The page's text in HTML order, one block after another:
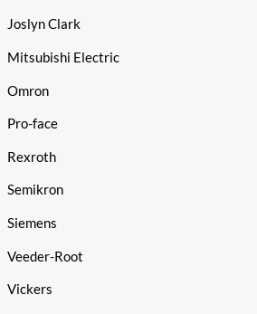
Joslyn Clark
Mitsubishi Electric
Omron
Pro-face
Rexroth
Semikron
Siemens
Veeder-Root
Vickers